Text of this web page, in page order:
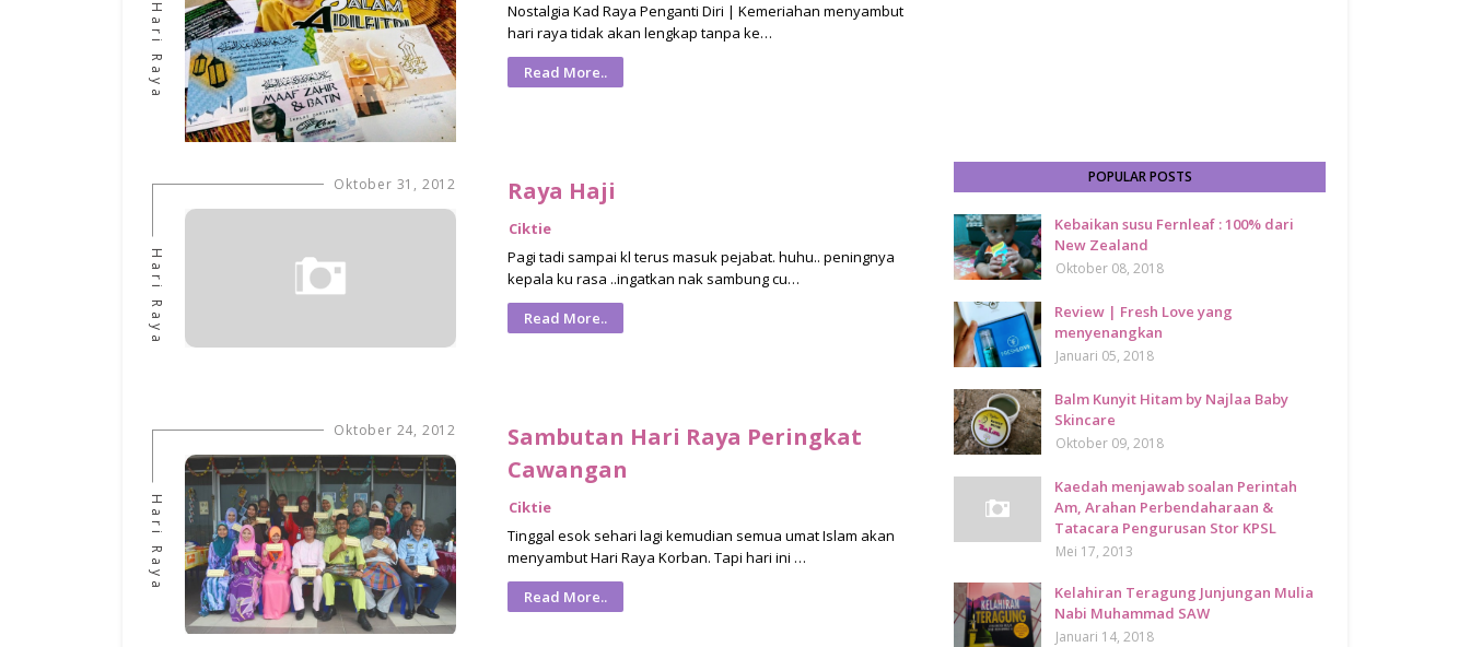
Hari Raya
Nostalgia Kad Raya Penganti Diri | Kemeriahan menyambut
hari raya tidak akan lengkap tanpa ke…
Read More..
Oktober 31, 2012
Hari Raya
Raya Haji
Ciktie
Pagi tadi sampai kl terus masuk pejabat. huhu.. peningnya
kepala ku rasa ..ingatkan nak sambung cu…
Read More..
Oktober 24, 2012
Hari Raya
Sambutan Hari Raya Peringkat
Cawangan
Ciktie
Tinggal esok sehari lagi kemudian semua umat Islam akan
menyambut Hari Raya Korban. Tapi hari ini …
Read More..
POPULAR POSTS
Kebaikan susu Fernleaf : 100% dari
New Zealand
Oktober 08, 2018
Review | Fresh Love yang
menyenangkan
Januari 05, 2018
Balm Kunyit Hitam by Najlaa Baby
Skincare
Oktober 09, 2018
Kaedah menjawab soalan Perintah
Am, Arahan Perbendaharaan &
Tatacara Pengurusan Stor KPSL
Mei 17, 2013
Kelahiran Teragung Junjungan Mulia
Nabi Muhammad SAW
Januari 14, 2018